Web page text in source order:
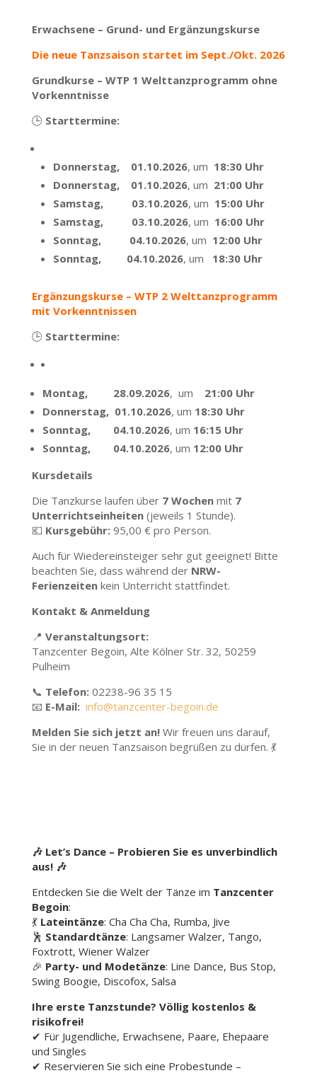
Erwachsene – Grund- und Ergänzungskurse
Die neue Tanzsaison startet im Sept./Okt. 2026
Grundkurse – WTP 1 Welttanzprogramm ohne
Vorkenntnisse
🕒 Starttermine:
Donnerstag, 01.10.2026, um 18:30 Uhr
Donnerstag, 01.10.2026, um 21:00 Uhr
Samstag, 03.10.2026, um 15:00 Uhr
Samstag, 03.10.2026, um 16:00 Uhr
Sonntag, 04.10.2026, um 12:00 Uhr
Sonntag, 04.10.2026, um 18:30 Uhr
Ergänzungskurse – WTP 2 Welttanzprogramm
mit Vorkenntnissen
🕒 Starttermine:
Montag, 28.09.2026, um 21:00 Uhr
Donnerstag, 01.10.2026, um 18:30 Uhr
Sonntag, 04.10.2026, um 16:15 Uhr
Sonntag, 04.10.2026, um 12:00 Uhr
Kursdetails
Die Tanzkurse laufen über 7 Wochenmit 7
Unterrichtseinheiten(jeweils 1 Stunde).
💶 Kursgebühr:95,00 € pro Person.
Auch für Wiedereinsteiger sehr gut geeignet! Bitte
beachten Sie, dass während der NRW-
Ferienzeitenkein Unterricht stattfindet.
Kontakt & Anmeldung
📍 Veranstaltungsort:
Tanzcenter Begoin, Alte Kölner Str. 32, 50259
Pulheim
📞 Telefon:02238-96 35 15
📧 E-Mail: info@tanzcenter-begoin.de
Melden Sie sich jetzt an!Wir freuen uns darauf,
Sie in der neuen Tanzsaison begrüßen zu dürfen. 💃
🎶 Let’s Dance – Probieren Sie es unverbindlich
aus! 🎶
Entdecken Sie die Welt der Tänze im Tanzcenter
Begoin:
💃 Lateintänze: Cha Cha Cha, Rumba, Jive
🕺 Standardtänze: Langsamer Walzer, Tango,
Foxtrott, Wiener Walzer
🎉 Party- und Modetänze: Line Dance, Bus Stop,
Swing Boogie, Discofox, Salsa
Ihre erste Tanzstunde? Völlig kostenlos &
risikofrei!
✔ Für Jugendliche, Erwachsene, Paare, Ehepaare
und Singles
✔ Reservieren Sie sich eine Probestunde –